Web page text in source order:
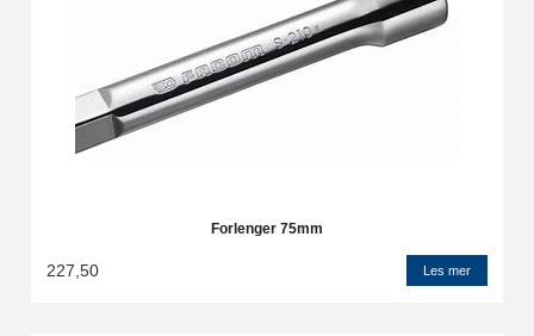
Forlenger 75mm
227,50 Les mer